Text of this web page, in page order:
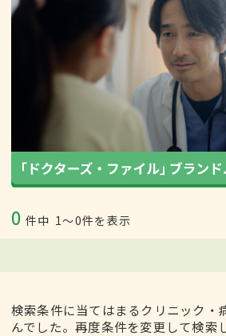
0 件中 1〜0件を表示
検索条件に当てはまるクリニック・
んでした。再度条件を変更して検索